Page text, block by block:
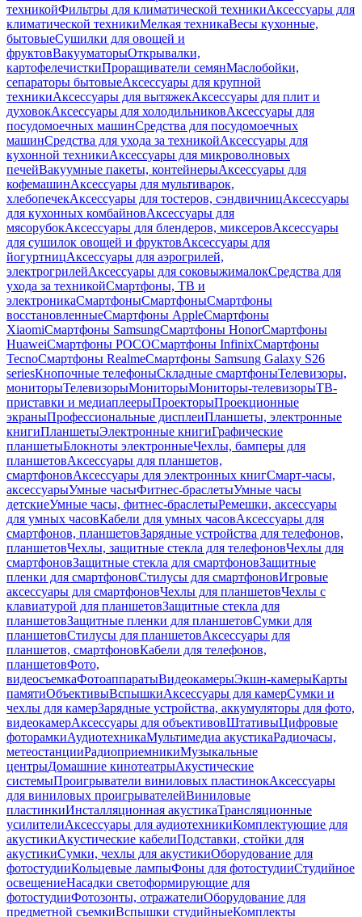
техникойФильтры для климатической техникиАксессуары для
климатической техникиМелкая техникаВесы кухонные,
бытовыеСушилки для овощей и
фруктовВакууматорыОткрывалки,
картофелечисткиПроращиватели семянМаслобойки,
сепараторы бытовыеАксессуары для крупной
техникиАксессуары для вытяжекАксессуары для плит и
духовокАксессуары для холодильниковАксессуары для
посудомоечных машинСредства для посудомоечных
машинСредства для ухода за техникойАксессуары для
кухонной техникиАксессуары для микроволновых
печейВакуумные пакеты, контейнерыАксессуары для
кофемашинАксессуары для мультиварок,
хлебопечекАксессуары для тостеров, сэндвичницАксессуары
для кухонных комбайновАксессуары для
мясорубокАксессуары для блендеров, миксеровАксессуары
для сушилок овощей и фруктовАксессуары для
йогуртницАксессуары для аэрогрилей,
электрогрилейАксессуары для соковыжималокСредства для
ухода за техникойСмартфоны, ТВ и
электроникаСмартфоныСмартфоныСмартфоны
восстановленныеСмартфоны AppleСмартфоны
XiaomiСмартфоны SamsungСмартфоны HonorСмартфоны
HuaweiСмартфоны POCOСмартфоны InfinixСмартфоны
TecnoСмартфоны RealmeСмартфоны Samsung Galaxy S26
seriesКнопочные телефоныСкладные смартфоныТелевизоры,
мониторыТелевизорыМониторыМониторы-телевизорыТВ-
приставки и медиаплеерыПроекторыПроекционные
экраныПрофессиональные дисплеиПланшеты, электронные
книгиПланшетыЭлектронные книгиГрафические
планшетыБлокноты электронныеЧехлы, бамперы для
планшетовАксессуары для планшетов,
смартфоновАксессуары для электронных книгСмарт-часы,
аксессуарыУмные часыФитнес-браслетыУмные часы
детскиеУмные часы, фитнес-браслетыРемешки, аксессуары
для умных часовКабели для умных часовАксессуары для
смартфонов, планшетовЗарядные устройства для телефонов,
планшетовЧехлы, защитные стекла для телефоновЧехлы для
смартфоновЗащитные стекла для смартфоновЗащитные
пленки для смартфоновСтилусы для смартфоновИгровые
аксессуары для смартфоновЧехлы для планшетовЧехлы с
клавиатурой для планшетовЗащитные стекла для
планшетовЗащитные пленки для планшетовСумки для
планшетовСтилусы для планшетовАксессуары для
планшетов, смартфоновКабели для телефонов,
планшетовФото,
видеосъемкаФотоаппаратыВидеокамерыЭкшн-камерыКарты
памятиОбъективыВспышкиАксессуары для камерСумки и
чехлы для камерЗарядные устройства, аккумуляторы для фото,
видеокамерАксессуары для объективовШтативыЦифровые
фоторамкиАудиотехникаМультимедиа акустикаРадиочасы,
метеостанцииРадиоприемникиМузыкальные
центрыДомашние кинотеатрыАкустические
системыПроигрыватели виниловых пластинокАксессуары
для виниловых проигрывателейВиниловые
пластинкиИнсталляционная акустикаТрансляционные
усилителиАксессуары для аудиотехникиКомплектующие для
акустикиАкустические кабелиПодставки, стойки для
акустикиСумки, чехлы для акустикиОборудование для
фотостудииКольцевые лампыФоны для фотостудииСтудийное
освещениеНасадки светоформирующие для
фотостудииФотозонты, отражателиОборудование для
предметной съемкиВспышки студийныеКомплекты